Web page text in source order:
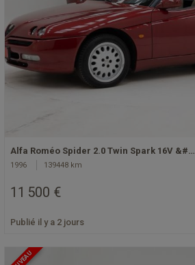
Alfa Roméo Spider 2.0 Twin Spark 16V &#…
1996 139448 km
11 500 €
Publié il y a 2 jours